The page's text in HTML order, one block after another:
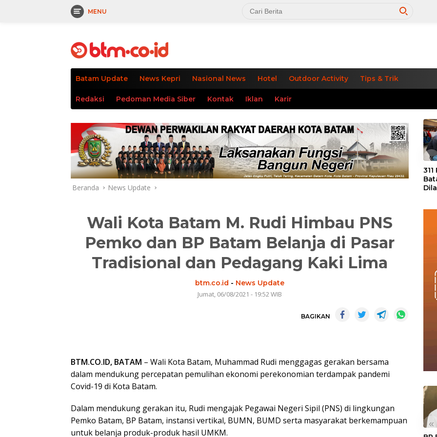
MENU
Batam Update News Kepri Nasional News Hotel Outdoor Activity Tips & Trik
Redaksi Pedoman Media Siber Kontak Iklan Karir
Beranda News Update
Wali Kota Batam M. Rudi Himbau PNS
Pemko dan BP Batam Belanja di Pasar
Tradisional dan Pedagang Kaki Lima
btm.co.id - News Update
Jumat, 06/08/2021 - 19:52 WIB
BAGIKAN
BTM.CO.ID, BATAM – Wali Kota Batam, Muhammad Rudi menggagas gerakan bersama
dalam mendukung percepatan pemulihan ekonomi perekonomian terdampak pandemi
Covid-19 di Kota Batam.
Dalam mendukung gerakan itu, Rudi mengajak Pegawai Negeri Sipil (PNS) di lingkungan
Pemko Batam, BP Batam, instansi vertikal, BUMN, BUMD serta masyarakat berkemampuan
untuk belanja produk-produk hasil UMKM.
«
«